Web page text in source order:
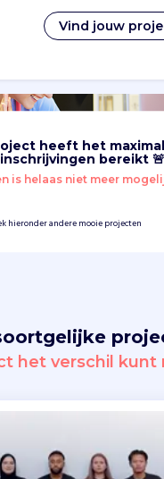
Vind jouw
Vind jouw project
Inloggen
heeft het
bereikt 🚨
is helaas niet meer
hieronder andere mooie projecten
het verschil kunt